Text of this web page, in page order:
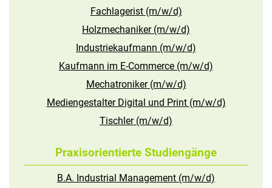
Fachlagerist (m/w/d)
Holzmechaniker (m/w/d)
Industriekaufmann (m/w/d)
Kaufmann im E-Commerce (m/w/d)
Mechatroniker (m/w/d)
Mediengestalter Digital und Print (m/w/d)
Tischler (m/w/d)
Praxisorientierte Studiengänge
B.A. Industrial Management (m/w/d)